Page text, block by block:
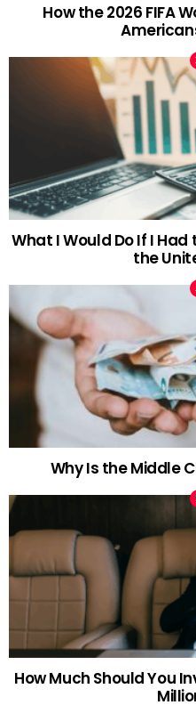
How the 2026 FIFA
What I Would Do If I
the
Why Is the Middle
How Much Should You